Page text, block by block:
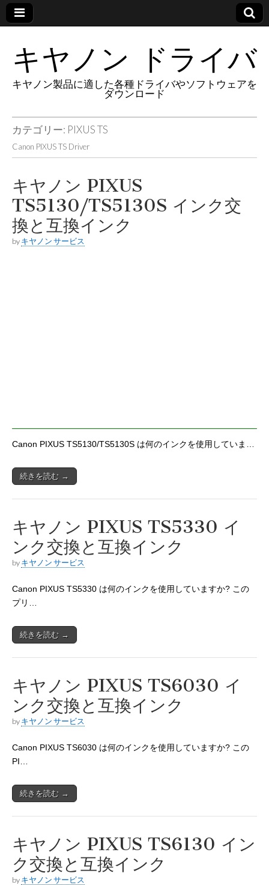
キヤノン ドライバ
キヤノン製品に適した各種ドライバやソフトウェアを
ダウンロード
カテゴリー: PIXUS TS
Canon PIXUS TS Driver
キヤノン PIXUS
TS5130/TS5130S インク交
換と互換インク
by キヤノン サービス
Canon PIXUS TS5130/TS5130S は何のインクを使用していま…
続きを読む →
キヤノン PIXUS TS5330 イ
ンク交換と互換インク
by キヤノン サービス
Canon PIXUS TS5330 は何のインクを使用していますか? この
プリ…
続きを読む →
キヤノン PIXUS TS6030 イ
ンク交換と互換インク
by キヤノン サービス
Canon PIXUS TS6030 は何のインクを使用していますか? この
PI…
続きを読む →
キヤノン PIXUS TS6130 イン
ク交換と互換インク
by キヤノン サービス